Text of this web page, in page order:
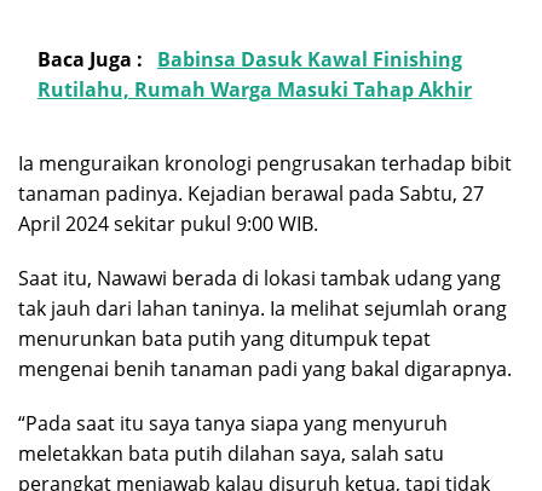
Baca Juga :
Babinsa Dasuk Kawal Finishing
Rutilahu, Rumah Warga Masuki Tahap Akhir
Ia menguraikan kronologi pengrusakan terhadap bibit
tanaman padinya. Kejadian berawal pada Sabtu, 27
April 2024 sekitar pukul 9:00 WIB.
Saat itu, Nawawi berada di lokasi tambak udang yang
tak jauh dari lahan taninya. Ia melihat sejumlah orang
menurunkan bata putih yang ditumpuk tepat
mengenai benih tanaman padi yang bakal digarapnya.
“Pada saat itu saya tanya siapa yang menyuruh
meletakkan bata putih dilahan saya, salah satu
perangkat menjawab kalau disuruh ketua, tapi tidak